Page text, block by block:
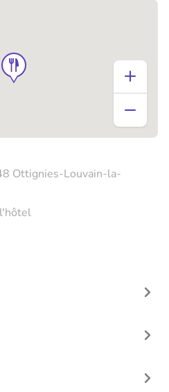
Ottignies-Louvain-la-